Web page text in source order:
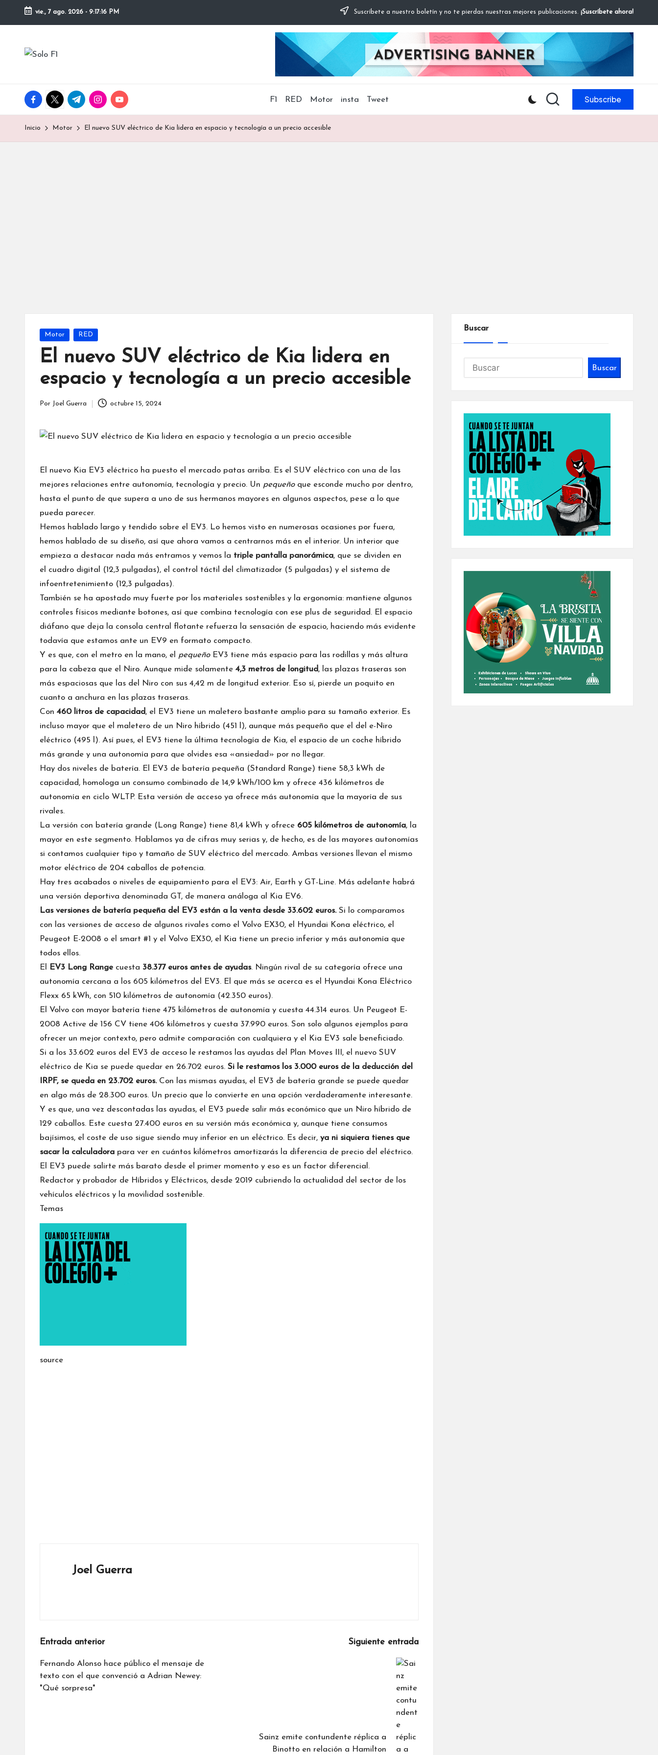
Saltar
contenido
vie., 7 ago. 2026 - 9:17:17 PM Suscríbete a nuestro boletín y no te pierdas nuestras mejores publicaciones. ¡Suscríbete ahora!
S
l
o
F
Para
la
F1
facebook.com
twitter.com
t.me instagram.com
youtube.com F1 RED Motor insta Tweet Subscribe
Inicio Motor El nuevo SUV eléctrico de Kia lidera en espacio y tecnología a un precio accesible
Publicada
en
Motor RED
El nuevo SUV eléctrico de Kia lidera en
espacio y tecnología a un precio accesible
Por Joel Guerra octubre 15, 2024
El nuevo Kia EV3 eléctrico ha puesto el mercado patas arriba. Es el SUV eléctrico con una de las
mejores relaciones entre autonomía, tecnología y precio. Un pequeñoque esconde mucho por dentro,
hasta el punto de que supera a uno de sus hermanos mayores en algunos aspectos, pese a lo que
pueda parecer.
Hemos hablado largo y tendido sobre el EV3. Lo hemos visto en numerosas ocasiones por fuera,
hemos hablado de su diseño, así que ahora vamos a centrarnos más en el interior. Un interior que
empieza a destacar nada más entramos y vemos la triple pantalla panorámica, que se dividen en
el cuadro digital (12,3 pulgadas), el control táctil del climatizador (5 pulgadas) y el sistema de
infoentretenimiento (12,3 pulgadas).
También se ha apostado muy fuerte por los materiales sostenibles y la ergonomía: mantiene algunos
controles físicos mediante botones, así que combina tecnología con ese plus de seguridad. El espacio
diáfano que deja la consola central flotante refuerza la sensación de espacio, haciendo más evidente
todavía que estamos ante un EV9 en formato compacto.
Y es que, con el metro en la mano, el pequeñoEV3 tiene más espacio para las rodillas y más altura
para la cabeza que el Niro. Aunque mide solamente 4,3 metros de longitud, las plazas traseras son
más espaciosas que las del Niro con sus 4,42 m de longitud exterior. Eso sí, pierde un poquito en
cuanto a anchura en las plazas traseras.
Con 460 litros de capacidad, el EV3 tiene un maletero bastante amplio para su tamaño exterior. Es
incluso mayor que el maletero de un Niro híbrido (451 l), aunque más pequeño que el del e-Niro
eléctrico (495 l). Así pues, el EV3 tiene la última tecnología de Kia, el espacio de un coche híbrido
más grande y una autonomía para que olvides esa «ansiedad» por no llegar.
Hay dos niveles de batería. El EV3 de batería pequeña (Standard Range) tiene 58,3 kWh de
capacidad, homologa un consumo combinado de 14,9 kWh/100 km y ofrece 436 kilómetros de
autonomía en ciclo WLTP. Esta versión de acceso ya ofrece más autonomía que la mayoría de sus
rivales.
La versión con batería grande (Long Range) tiene 81,4 kWh y ofrece 605 kilómetros de autonomía, la
mayor en este segmento. Hablamos ya de cifras muy serias y, de hecho, es de las mayores autonomías
si contamos cualquier tipo y tamaño de SUV eléctrico del mercado. Ambas versiones llevan el mismo
motor eléctrico de 204 caballos de potencia.
Hay tres acabados o niveles de equipamiento para el EV3: Air, Earth y GT-Line. Más adelante habrá
una versión deportiva denominada GT, de manera análoga al Kia EV6.
Las versiones de batería pequeña del EV3 están a la venta desde 33.602 euros.Si lo comparamos
con las versiones de acceso de algunos rivales como el Volvo EX30, el Hyundai Kona eléctrico, el
Peugeot E-2008 o el smart #1 y el Volvo EX30, el Kia tiene un precio inferior y más autonomía que
todos ellos.
El
EV3 Long Range cuesta 38.377 euros antes de ayudas. Ningún rival de su categoría ofrece una
autonomía cercana a los 605 kilómetros del EV3. El que más se acerca es el Hyundai Kona Eléctrico
Flexx 65 kWh, con 510 kilómetros de autonomía (42.350 euros).
El Volvo con mayor batería tiene 475 kilómetros de autonomía y cuesta 44.314 euros. Un Peugeot E-
2008 Active de 156 CV tiene 406 kilómetros y cuesta 37.990 euros. Son solo algunos ejemplos para
ofrecer un mejor contexto, pero admite comparación con cualquiera y el Kia EV3 sale beneficiado.
Si a los 33.602 euros del EV3 de acceso le restamos las ayudas del Plan Moves III, el nuevo SUV
eléctrico de Kia se puede quedar en 26.702 euros. Si le restamos los 3.000 euros de la deducción del
IRPF, se queda en 23.702 euros.Con las mismas ayudas, el EV3 de batería grande se puede quedar
en algo más de 28.300 euros. Un precio que lo convierte en una opción verdaderamente interesante.
Y es que, una vez descontadas las ayudas, el EV3 puede salir más económico que un Niro híbrido de
129 caballos. Este cuesta 27.400 euros en su versión más económica y, aunque tiene consumos
bajísimos, el coste de uso sigue siendo muy inferior en un eléctrico. Es decir, ya ni siquiera tienes que
sacar la calculadora para ver en cuántos kilómetros amortizarás la diferencia de precio del eléctrico.
El EV3 puede salirte más barato desde el primer momento y eso es un factor diferencial.
Redactor y probador de Híbridos y Eléctricos, desde 2019 cubriendo la actualidad del sector de los
vehículos eléctricos y la movilidad sostenible.
Temas
source
Joel Guerra
Navegación
de
entradas
Entrada anterior
Fernando Alonso hace público el mensaje de
texto con el que convenció a Adrian Newey:
"Qué sorpresa"
Siguiente entrada
Sainz emite contundente réplica a
Binotto en relación a Hamilton
Buscar
Buscar